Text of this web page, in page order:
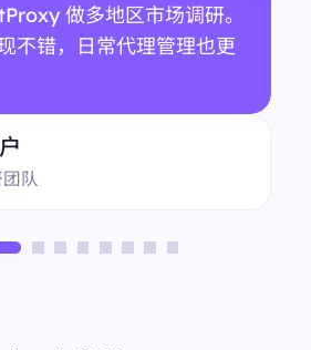
做多地区市场调研。
不错，日常代理管理也更
队